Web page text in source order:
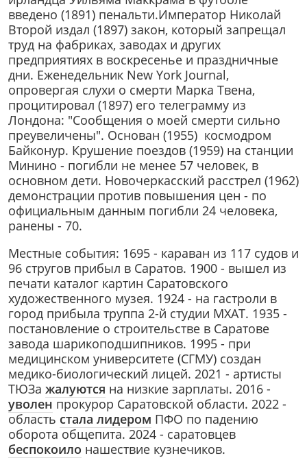
введено (1891) пенальти.Император Николай
Второй издал (1897) закон, который запрещал
труд на фабриках, заводах и других
предприятиях в воскресенье и праздничные
дни. Еженедельник New York Journal,
опровергая слухи о смерти Марка Твена,
процитировал (1897) его телеграмму из
Лондона: "Сообщения о моей смерти сильно
преувеличены". Основан (1955) космодром
Байконур. Крушение поездов (1959) на станции
Минино - погибли не менее 57 человек, в
основном дети. Новочеркасский расстрел (1962)
демонстрации против повышения цен - по
официальным данным погибли 24 человека,
ранены - 70.
Местные события: 1695 - караван из 117 судов и
96 стругов прибыл в Саратов. 1900 - вышел из
печати каталог картин Саратовского
художественного музея. 1924 - на гастроли в
город прибыла труппа 2-й студии МХАТ. 1935 -
постановление о строительстве в Саратове
завода шарикоподшипников. 1995 - при
медицинском университете (СГМУ) создан
медико-биологический лицей. 2021 - артисты
ТЮЗа жалуются на низкие зарплаты. 2016 -
уволен прокурор Саратовской области. 2022 -
область стала лидером ПФО по падению
оборота общепита. 2024 - саратовцев
беспокоило нашествие кузнечиков.